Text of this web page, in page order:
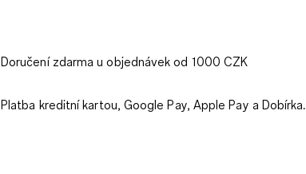
Doručení zdarma u objednávek od 1000 CZK
Platba kreditní kartou, Google Pay, Apple Pay a Dobírka.